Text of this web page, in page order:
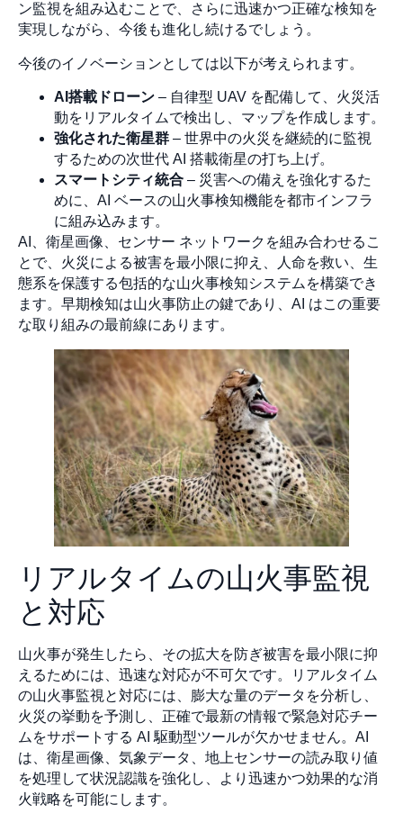
ン監視を組み込むことで、さらに迅速かつ正確な検知を
実現しながら、今後も進化し続けるでしょう。
今後のイノベーションとしては以下が考えられます。
AI搭載ドローン – 自律型 UAV を配備して、火災活
動をリアルタイムで検出し、マップを作成します。
強化された衛星群 – 世界中の火災を継続的に監視
するための次世代 AI 搭載衛星の打ち上げ。
スマートシティ統合 – 災害への備えを強化するた
めに、AI ベースの山火事検知機能を都市インフラ
に組み込みます。
AI、衛星画像、センサー ネットワークを組み合わせるこ
とで、火災による被害を最小限に抑え、人命を救い、生
態系を保護する包括的な山火事検知システムを構築でき
ます。早期検知は山火事防止の鍵であり、AI はこの重要
な取り組みの最前線にあります。
リアルタイムの山火事監視
と対応
山火事が発生したら、その拡大を防ぎ被害を最小限に抑
えるためには、迅速な対応が不可欠です。リアルタイム
の山火事監視と対応には、膨大な量のデータを分析し、
火災の挙動を予測し、正確で最新の情報で緊急対応チー
ムをサポートする AI 駆動型ツールが欠かせません。AI
は、衛星画像、気象データ、地上センサーの読み取り値
を処理して状況認識を強化し、より迅速かつ効果的な消
火戦略を可能にします。